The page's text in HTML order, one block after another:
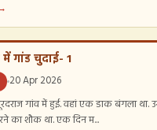
गांड चुदाई- 1
20 Apr 2026
गांव में हुई. वहां एक डाक बंगला
का शौक था. एक दिन म...